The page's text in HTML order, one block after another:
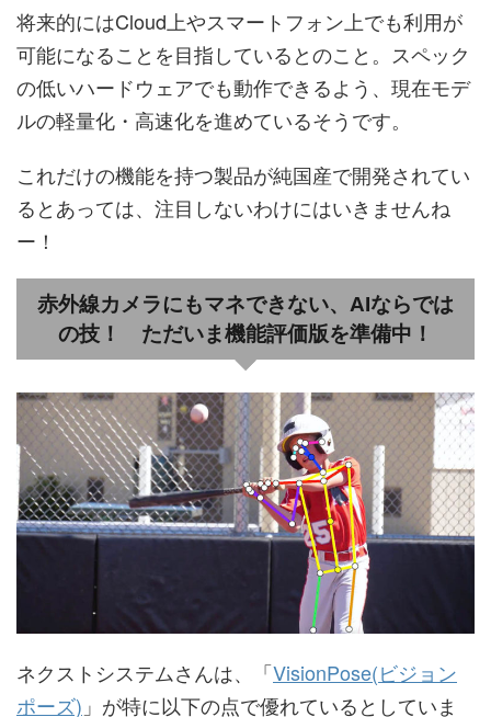
将来的にはCloud上やスマートフォン上でも利用が
可能になることを目指しているとのこと。スペック
の低いハードウェアでも動作できるよう、現在モデ
ルの軽量化・高速化を進めているそうです。
これだけの機能を持つ製品が純国産で開発されてい
るとあっては、注目しないわけにはいきませんね
ー！
赤外線カメラにもマネできない、AIならでは
の技！ ただいま機能評価版を準備中！
ネクストシステムさんは、「VisionPose(ビジョン
ポーズ) 」が特に以下の点で優れているとしていま